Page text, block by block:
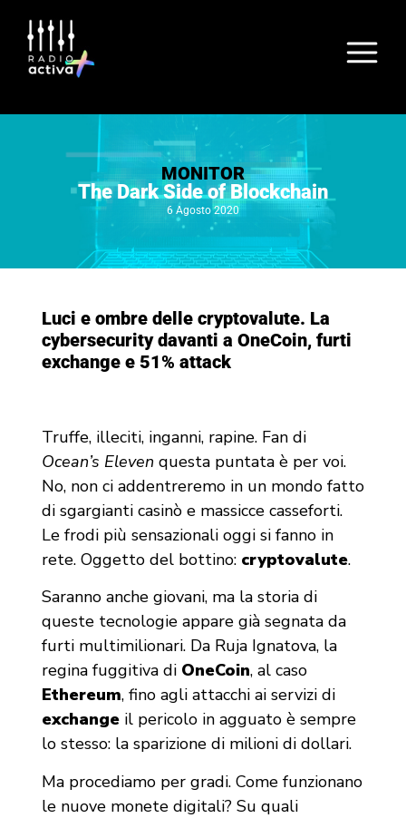
MONITOR
The Dark Side of Blockchain
6 Agosto 2020
Luci e ombre delle cryptovalute. La
cybersecurity davanti a OneCoin, furti
exchange e 51% attack
Truffe, illeciti, inganni, rapine. Fan di
Ocean’s Eleven questa puntata è per voi.
No, non ci addentreremo in un mondo fatto
di sgargianti casinò e massicce casseforti.
Le frodi più sensazionali oggi si fanno in
rete. Oggetto del bottino: cryptovalute.
Saranno anche giovani, ma la storia di
queste tecnologie appare già segnata da
furti multimilionari. Da Ruja Ignatova, la
regina fuggitiva di OneCoin, al caso
Ethereum, fino agli attacchi ai servizi di
exchangeil pericolo in agguato è sempre
lo stesso: la sparizione di milioni di dollari.
Ma procediamo per gradi. Come funzionano
le nuove monete digitali? Su quali